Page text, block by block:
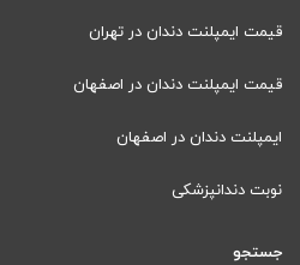
قیمت ایمپلنت دندان در تهران
قیمت ایمپلنت دندان در اصفهان
ایمپلنت دندان در اصفهان
نوبت دندانپزشکی
جستجو